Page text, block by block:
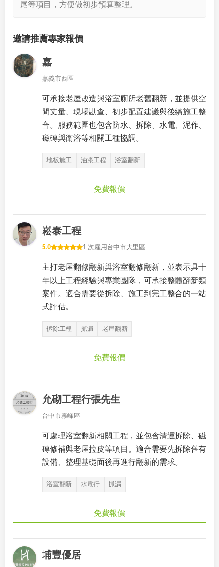
尾等項目，方便做初步預算整理。
邀請推薦專家報價
嘉
嘉義市西區
可承接老屋改造與浴室廁所老舊翻新，並提供空
間丈量、現場勘查、初步配置建議與後續施工整
合。服務範圍也包含防水、拆除、水電、泥作、
磁磚與衛浴等相關工種協調。
地板施工 油漆工程 浴室翻新
免費報價
崧泰工程
5.0 1 次雇用 台中市大里區
主打老屋翻修翻新與浴室翻修翻新，並表示具十
年以上工程經驗與專業團隊，可承接整體翻新類
案件。適合需要從拆除、施工到完工整合的一站
式評估。
拆除工程 抓漏 老屋翻新
免費報價
允砌工程行張先生
台中市霧峰區
可處理浴室翻新相關工程，並包含清運拆除、磁
磚修補與老屋拉皮等項目。適合需要先拆除舊有
設備、整理基礎面後再進行翻新的需求。
浴室翻新 水電行 抓漏
免費報價
埔豐優居